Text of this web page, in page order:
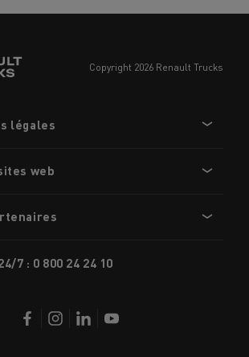
copyright 2026 Renault Trucks
légales
web
7 : 0 800 24 24 10